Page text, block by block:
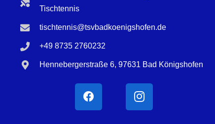
Tischtennis
tischtennis@tsvbadkoenigshofen.de
+49 8735 2760232
Hennebergerstraße 6, 97631 Bad Königshofen